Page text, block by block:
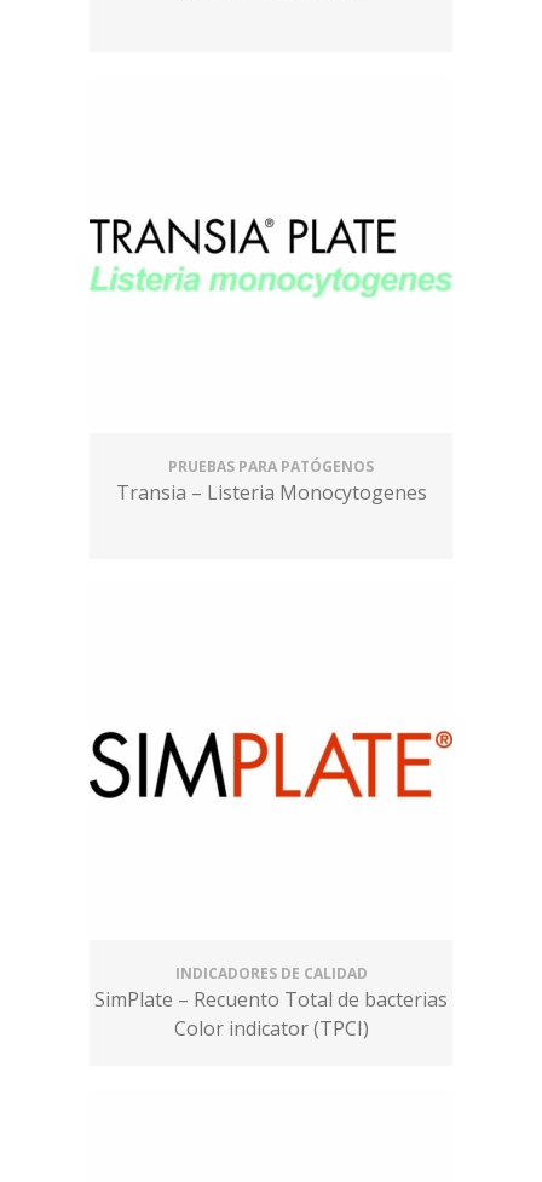
PRUEBAS PARA PATÓGENOS
Transia – Listeria Monocytogenes
INDICADORES DE CALIDAD
SimPlate – Recuento Total de bacterias
Color indicator (TPCI)